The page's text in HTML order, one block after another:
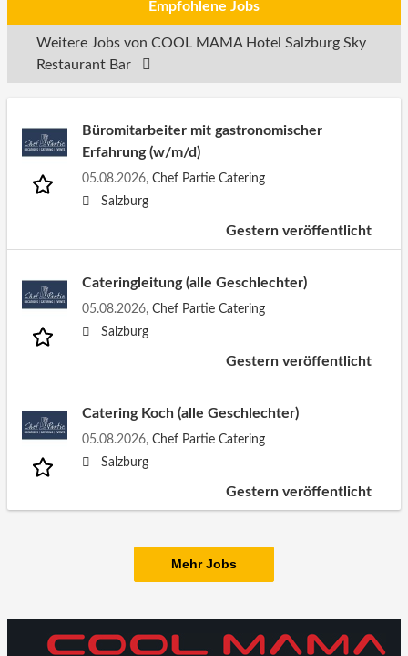
Empfohlene Jobs
Weitere Jobs von COOL MAMA Hotel Salzburg Sky
Restaurant Bar
Büromitarbeiter mit gastronomischer
Erfahrung (w/m/d)
05.08.2026, Chef Partie Catering
Salzburg
Gestern veröffentlicht
Cateringleitung (alle Geschlechter)
05.08.2026, Chef Partie Catering
Salzburg
Gestern veröffentlicht
Catering Koch (alle Geschlechter)
05.08.2026, Chef Partie Catering
Salzburg
Gestern veröffentlicht
Mehr Jobs